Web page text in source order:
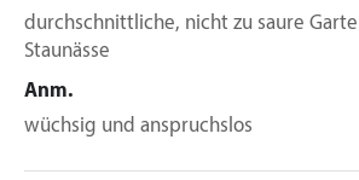
durchschnittliche, nicht zu saure
Staunässe
Anm.
wüchsig und anspruchslos